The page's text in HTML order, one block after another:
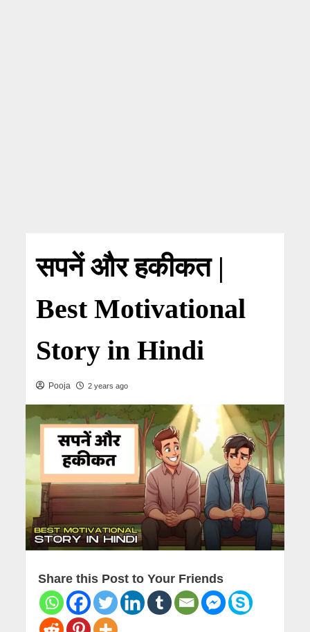
सपनें और हकीकत |
Best Motivational
Story in Hindi
Pooja 2 years ago
Share this Post to Your Friends